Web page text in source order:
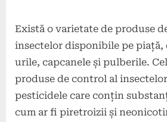
Există o varietate de produse
insectelor disponibile pe piață,
urile, capcanele și pulberile.
produse de control al
pesticidele care conțin
cum ar fi piretroizii și